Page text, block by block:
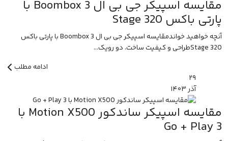
مقایسه اسپیکر جی بی ال Boombox 3 با
پارتی باکس Stage 320
آنچه خواهید خواندمقایسه اسپیکر جی بی ال Boombox 3 با پارتی باکس
Stage 320طراحی و کیفیت ساخت، دو رویک...
ادامه مطلب
۲۹
آذر۱۴۰۳
مقایسه اسپیکر ساندکور Motion X500 با
Go + Play 3